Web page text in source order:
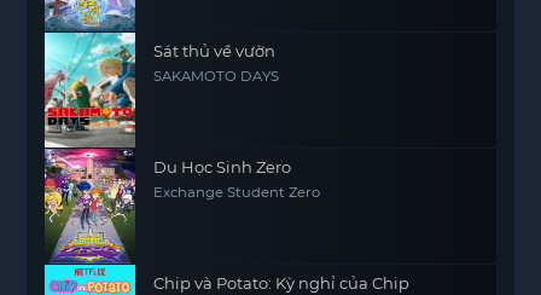
Sát thủ về vườn
SAKAMOTO DAYS
Du Học Sinh Zero
Exchange Student Zero
Chip và Potato: Kỳ nghỉ của Chip